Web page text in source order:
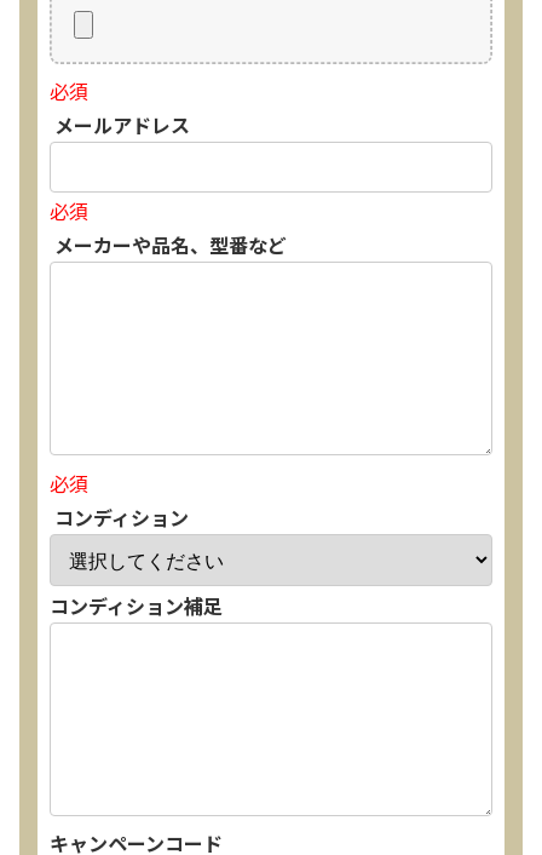
必須
メールアドレス
必須
メーカーや品名、型番など
必須
コンディション
コンディション補足
キャンペーンコード